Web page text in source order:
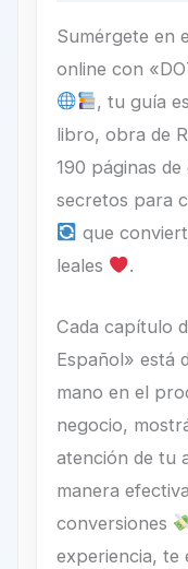
Sumérgete en
online con
, tu guía
libro, obra de
190 páginas
secretos para
que
leales
.
Cada capítulo
Español» está
mano en el
negocio,
atención de tu
manera efectiva
conversiones
experiencia, te